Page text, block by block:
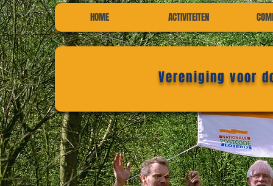
HOME ACTIVITEITEN
Vereniging voor